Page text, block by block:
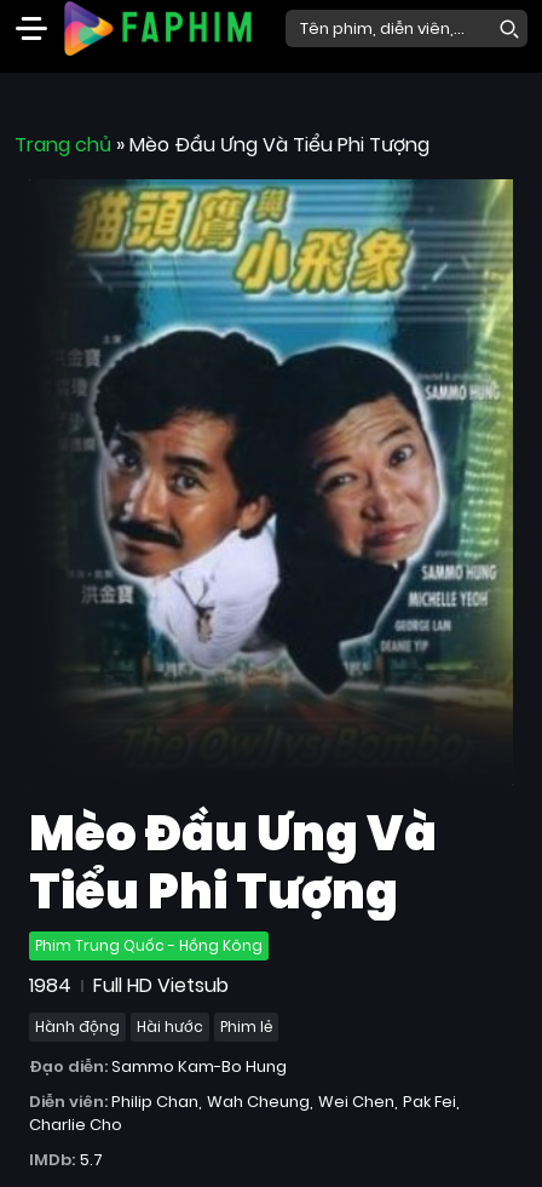
Phim
Phim
Chiếu
Rạp
Trang chủ »Mèo Đầu Ưng Và Tiểu Phi Tượng
Mèo Đầu Ưng Và
Tiểu Phi Tượng
Phim Trung Quốc - Hồng Kông
1984 Full HD Vietsub
Hành động Hài hước Phim lẻ
Đạo diễn:Sammo Kam-Bo Hung
Diễn viên:Philip Chan Wah Cheung Wei Chen Pak Fei
Charlie Cho
IMDb: 5.7